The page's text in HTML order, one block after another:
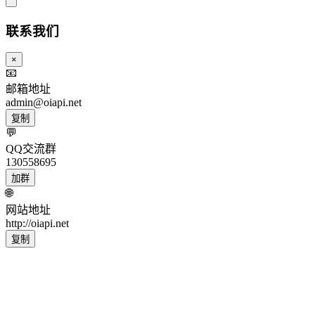
联系我们
×
📧
邮箱地址
admin@oiapi.net
复制
💬
QQ交流群
130558695
加群
🌐
网站地址
http://oiapi.net
复制